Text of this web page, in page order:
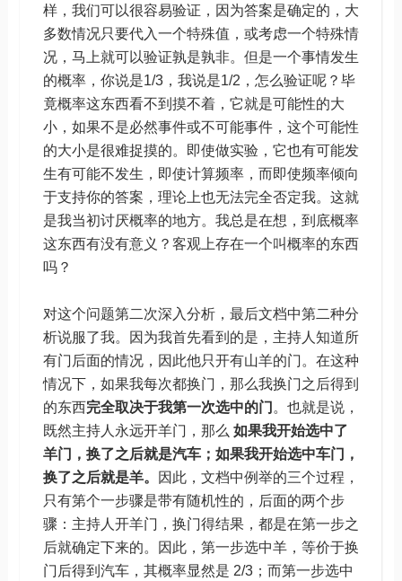
样，我们可以很容易验证，因为答案是确定的，大
多数情况只要代入一个特殊值，或考虑一个特殊情
况，马上就可以验证孰是孰非。但是一个事情发生
的概率，你说是1/3，我说是1/2，怎么验证呢？毕
竟概率这东西看不到摸不着，它就是可能性的大
小，如果不是必然事件或不可能事件，这个可能性
的大小是很难捉摸的。即使做实验，它也有可能发
生有可能不发生，即使计算频率，而即使频率倾向
于支持你的答案，理论上也无法完全否定我。这就
是我当初讨厌概率的地方。我总是在想，到底概率
这东西有没有意义？客观上存在一个叫概率的东西
吗？
对这个问题第二次深入分析，最后文档中第二种分
析说服了我。因为我首先看到的是，主持人知道所
有门后面的情况，因此他只开有山羊的门。在这种
情况下，如果我每次都换门，那么我换门之后得到
的东西完全取决于我第一次选中的门 。也就是说，
既然主持人永远开羊门，那么 如果我开始选中了
羊门，换了之后就是汽车；如果我开始选中车门，
换了之后就是羊。
因此，文档中例举的三个过程，
只有第个一步骤是带有随机性的，后面的两个步
骤：主持人开羊门，换门得结果，都是在第一步之
后就确定下来的。因此，第一步选中羊，等价于换
门后得到汽车，其概率显然是 2/3；而第一步选中